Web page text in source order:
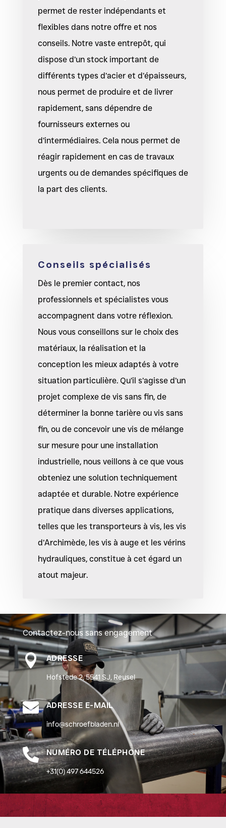
permet de rester indépendants et
flexibles dans notre offre et nos
conseils. Notre vaste entrepôt, qui
dispose d’un stock important de
différents types d’acier et d’épaisseurs,
nous permet de produire et de livrer
rapidement, sans dépendre de
fournisseurs externes ou
d’intermédiaires. Cela nous permet de
réagir rapidement en cas de travaux
urgents ou de demandes spécifiques de
la part des clients.
Conseils spécialisés
Dès le premier contact, nos
professionnels et spécialistes vous
accompagnent dans votre réflexion.
Nous vous conseillons sur le choix des
matériaux, la réalisation et la
conception les mieux adaptés à votre
situation particulière. Qu’il s’agisse d’un
projet complexe de vis sans fin, de
déterminer la bonne tarière ou vis sans
fin, ou de concevoir une vis de mélange
sur mesure pour une installation
industrielle, nous veillons à ce que vous
obteniez une solution techniquement
adaptée et durable. Notre expérience
pratique dans diverses applications,
telles que les transporteurs à vis, les vis
d’Archimède, les vis à auge et les vérins
hydrauliques, constitue à cet égard un
atout majeur.
Contactez-nous sans engagement
 ADRESSE
Hofstede 2, 5541 SJ, Reusel
 ADRESSE E-MAIL
info@schroefbladen.nl
 NUMÉRO DE TÉLÉPHONE
+31(0) 497 644526